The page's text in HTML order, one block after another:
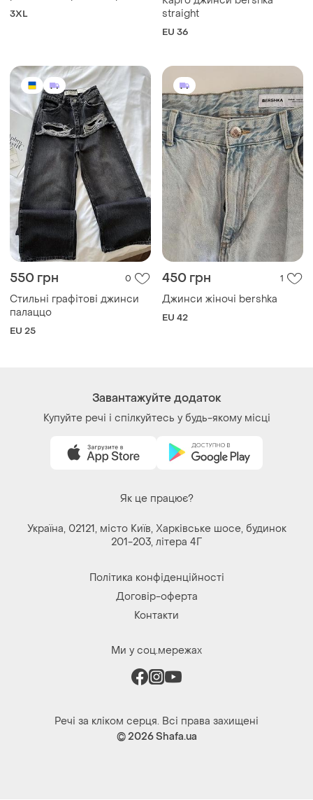
3XL
straight
EU 36
550 грн 0
Стильні графітові джинси
палаццо
EU 25
450 грн 1
Джинси жіночі bershka
EU 42
Завантажуйте додаток
Купуйте речі і спілкуйтесь у будь-якому місці
Як це працює?
Україна, 02121, місто Київ, Харківське шосе, будинок
201-203, літера 4Г
Політика конфіденційності
Договір-оферта
Контакти
Ми у соц.мережах
Речі за кліком серця. Всі права захищені
© 2026Shafa.ua